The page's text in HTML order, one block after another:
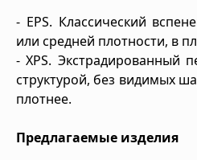
- EPS. Классический
или средней плотности, в
- XPS. Экстрадированный
структурой, без видимых
плотнее.
Предлагаемые изделия